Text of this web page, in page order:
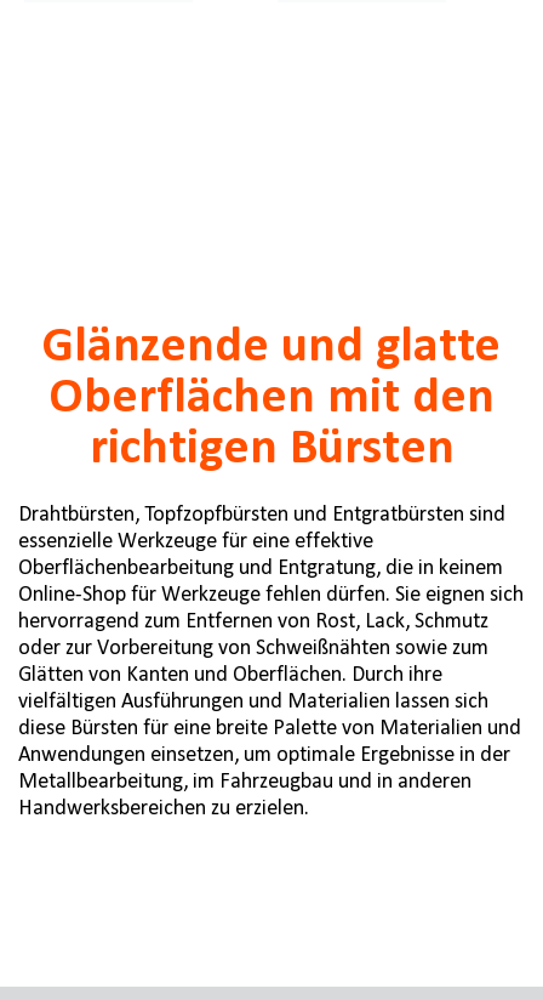
Glänzende und glatte
Oberflächen mit den
richtigen Bürsten
Drahtbürsten, Topfzopfbürsten und Entgratbürsten sind
essenzielle Werkzeuge für eine effektive
Oberflächenbearbeitung und Entgratung, die in keinem
Online-Shop für Werkzeuge fehlen dürfen. Sie eignen sich
hervorragend zum Entfernen von Rost, Lack, Schmutz
oder zur Vorbereitung von Schweißnähten sowie zum
Glätten von Kanten und Oberflächen. Durch ihre
vielfältigen Ausführungen und Materialien lassen sich
diese Bürsten für eine breite Palette von Materialien und
Anwendungen einsetzen, um optimale Ergebnisse in der
Metallbearbeitung, im Fahrzeugbau und in anderen
Handwerksbereichen zu erzielen.